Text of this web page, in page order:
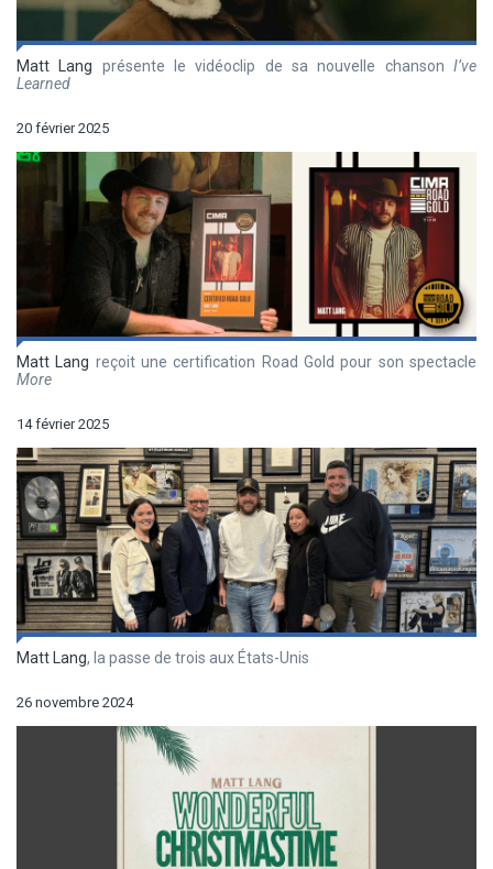
Matt Lang présente le vidéoclip de sa nouvelle chansonI’ve
Learned
20 février 2025
Matt Lang reçoit une certification Road Gold pour son spectacle
More
14 février 2025
Matt Lang, la passe de trois aux États-Unis
26 novembre 2024